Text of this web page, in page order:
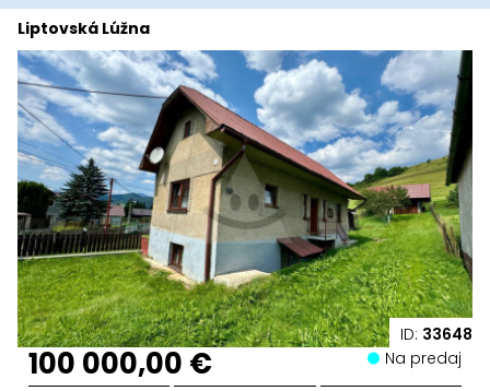
ID: 33648
Liptovská Lúžna
100 000,00 € Na predaj